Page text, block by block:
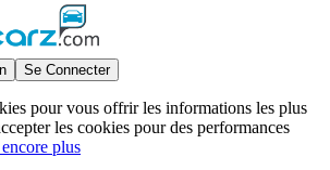
Se Connecter
pour vous offrir les informations les plus
les cookies pour des performances
plus